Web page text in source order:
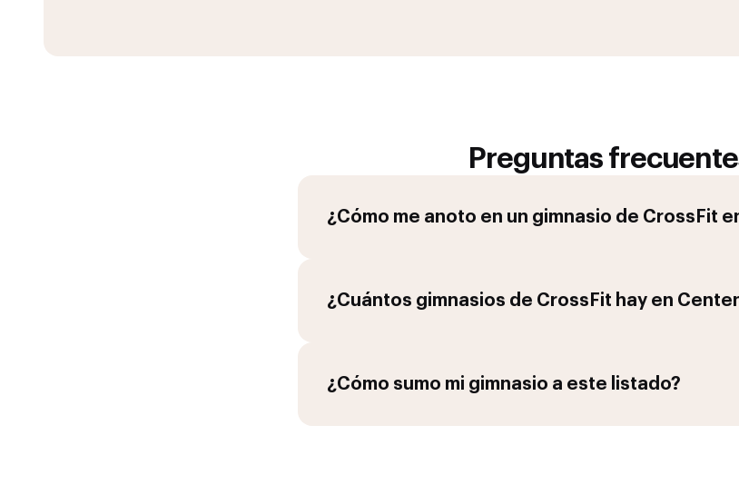
Preguntas
¿Cómo me anoto en un gimnasio de CrossFit
¿Cuántos gimnasios de CrossFit hay en
¿Cómo sumo mi gimnasio a este listado?